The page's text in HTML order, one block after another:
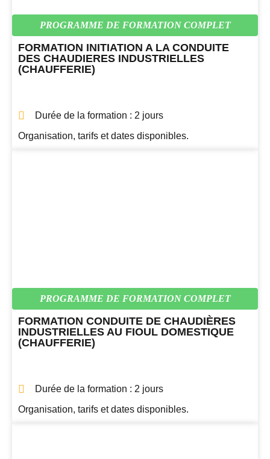
PROGRAMME DE FORMATION COMPLET
FORMATION INITIATION A LA CONDUITE
DES CHAUDIERES INDUSTRIELLES
(CHAUFFERIE)
Durée de la formation : 2 jours
Organisation, tarifs et dates disponibles.
PROGRAMME DE FORMATION COMPLET
FORMATION CONDUITE DE CHAUDIÈRES
INDUSTRIELLES AU FIOUL DOMESTIQUE
(CHAUFFERIE)
Durée de la formation : 2 jours
Organisation, tarifs et dates disponibles.